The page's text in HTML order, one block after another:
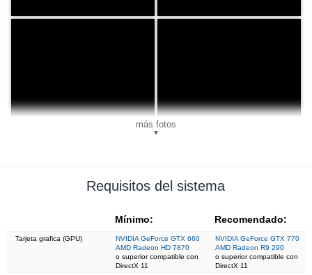
más fotos
▼
Requisitos del sistema
Mínimo: Recomendado:
Tarjeta grafica (GPU)
NVIDIA GeForce GTX 660
AMD Radeon HD 7870
o superior compatible con
DirectX 11
NVIDIA GeForce GTX 770
AMD Radeon R9 290
o superior compatible con
DirectX 11